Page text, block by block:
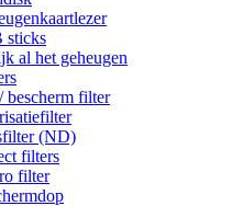
sticks
al het geheugen
bescherm filter
(ND)
filters
filter